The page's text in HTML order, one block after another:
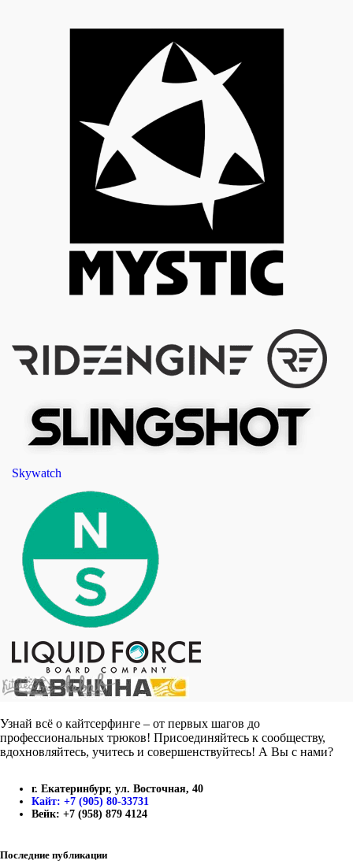
Skywatch
Узнай всё о кайтсерфинге – от первых шагов до
профессиональных трюков! Присоединяйтесь к сообществу,
вдохновляйтесь, учитесь и совершенствуйтесь! А Вы с нами?
г. Екатеринбург, ул. Восточная, 40
Кайт: +7 (905) 80-33731
Вейк: +7 (958) 879 4124
Последние публикации